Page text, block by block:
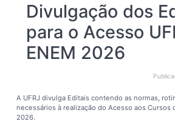
Divulgação dos
para o Acesso
ENEM 2026
A UFRJ divulga Editais contendo as normas,
necessários à realização do Acesso aos Cursos
2026.